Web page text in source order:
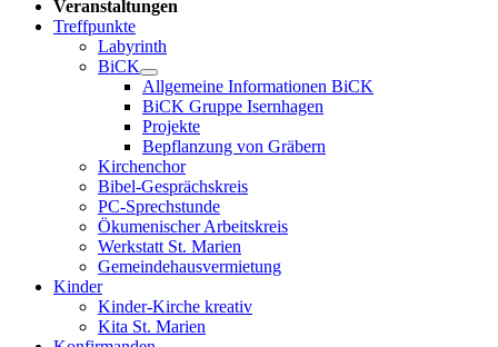
Veranstaltungen
Treffpunkte
Labyrinth
BiCK
Allgemeine Informationen BiCK
BiCK Gruppe Isernhagen
Projekte
Bepflanzung von Gräbern
Kirchenchor
Bibel-Gesprächskreis
PC-Sprechstunde
Ökumenischer Arbeitskreis
Werkstatt St. Marien
Gemeindehausvermietung
Kinder
Kinder-Kirche kreativ
Kita St. Marien